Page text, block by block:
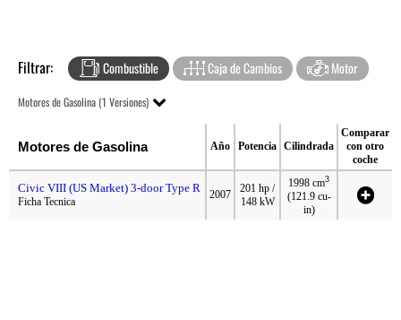
Filtrar: Combustible Caja de Cambios Motor
Motores de Gasolina (1 Versiones)
Motores de Gasolina Año Potencia Cilindrada
Comparar
con otro
coche
Civic VIII (US Market) 3-door Type R
Ficha Tecnica
2007
201 hp /
148 kW
1998 cm3
(121.9 cu-
in)